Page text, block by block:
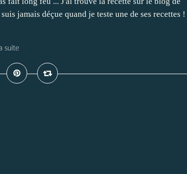
jamais déçue quand je teste une de ses recettes !
suite